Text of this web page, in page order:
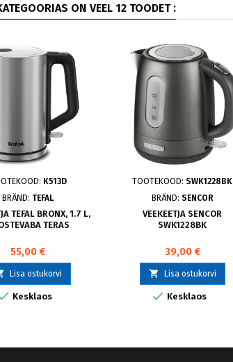
ON VEEL 12 TOODET :
K513D
BRÄND: TEFAL
TEFAL BRONX, 1.7 L,
TERAS
55,00 €
Lisa ostukorvi
Kesklaos
TOOTEKOOD: SWK1228BK
BRÄND: SENCOR
VEEKEETJA SENCOR
SWK1228BK
39,00 €
 Lisa ostukorvi
 Kesklaos